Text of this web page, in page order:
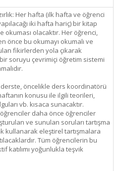
Her hafta (ilk hafta ve öğrenci
iki hafta hariç) bir kitap
okuması olacaktır. Her öğrenci,
önce bu okumayı okumalı ve
fikirlerden yola çıkarak
soruyu çevrimiçi öğretim sistemi
derste, öncelikle ders koordinatörü
konusu ile ilgili teorileri,
vb. kısaca sunacaktır.
daha önce öğrenciler
ve sunulan soruları tartışma
kullanarak eleştirel tartışmalara
Tüm öğrencilerin bu
katılımı yoğunlukla teşvik